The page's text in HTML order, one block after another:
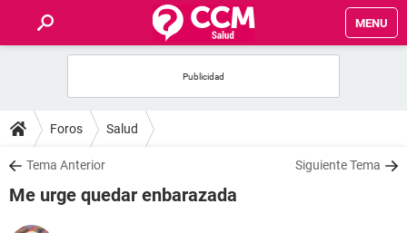
MENU
FOROS
SALUD
FAMILIA
Foros Salud
Tema Anterior Siguiente Tema
Me urge quedar enbarazada